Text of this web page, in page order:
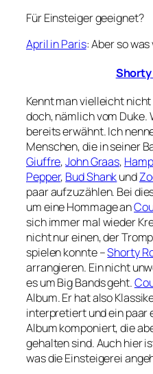
Für Einsteiger geeignet?
April in Paris: Aber so was
Kennt man vielleicht
doch, nämlich vom Duke.
bereits erwähnt. Ich
Menschen, die in seiner
Giuffre,John Graas,
Pepper, Bud Shankund
paar aufzuzählen. Bei
um eine Hommage an
sich immer mal wieder
nicht nur einen, der
spielen konnte –Shorty
arrangieren. Ein nicht
es um Big Bands geht.
Album. Er hat also
interpretiert und ein paar
Album komponiert, die
gehalten sind. Auch hier
was die Einsteigerei